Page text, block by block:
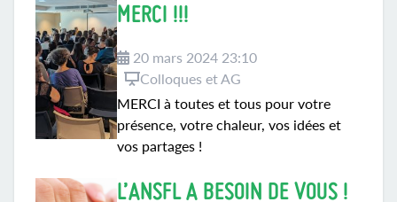
MERCI !!!
20 mars 2024 23:10
Colloques et AG
MERCI à toutes et tous pour votre
présence, votre chaleur, vos idées et
vos partages !
L’ANSFL A BESOIN DE VOUS !